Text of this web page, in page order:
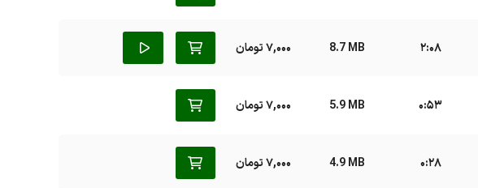
2:08
8.7 MB 7,000 تومان
0:53
5.9 MB 7,000 تومان
0:28
4.9 MB 7,000 تومان